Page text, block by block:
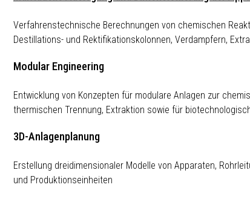
Verfahrenstechnische Berechnungen von chemischen
Destillations- und Rektifikationskolonnen, Verdampfern,
Modular Engineering
Entwicklung von Konzepten für modulare Anlagen zur
thermischen Trennung, Extraktion sowie für
3D-Anlagenplanung
Erstellung dreidimensionaler Modelle von Apparaten,
und Produktionseinheiten